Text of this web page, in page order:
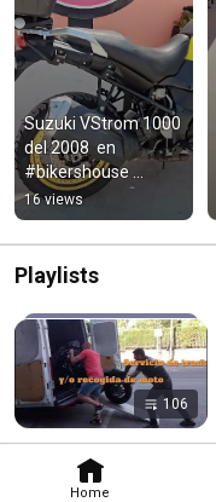
Home
Suzuki VStrom 1000
del 2008  en
#bikershouse
#suzuki
#vstrom1000
16 views
Playlists
106